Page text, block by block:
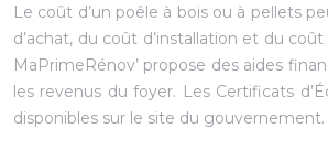
Le coût d’un poêle à bois ou à pellets
d’achat, du coût d’installation et du
MaPrimeRénov’ propose des aides
les revenus du foyer. Les Certificats
disponibles sur le site du gouvernement.